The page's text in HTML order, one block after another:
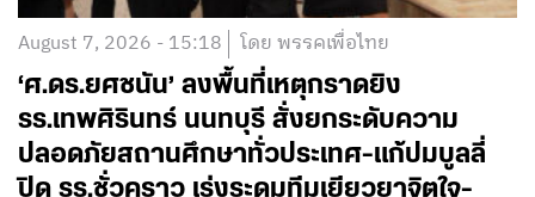
August 7, 2026 - 15:18 โดย พรรคเพื่อไทย
‘ศ.ดร.ยศชนัน’ ลงพื้นที่เหตุกราดยิง
รร.เทพศิรินทร์ นนทบุรี สั่งยกระดับความ
ปลอดภัยสถานศึกษาทั่วประเทศ-แก้ปมบูลลี่
ปิด รร.ชั่วคราว เร่งระดมทีมเยียวยาจิตใจ-